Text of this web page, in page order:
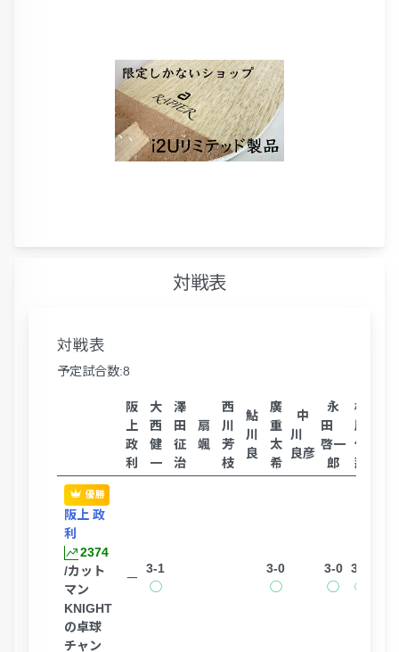
対戦表
対戦表
予定試合数:8
阪
上
政
利
大
西
健
一
澤
田
征
治
扇
颯
西
川
芳
枝
鮎
川
良
廣
重
太
希
中
川
良彦
永
田
啓一
郎
相
原
任
那
優勝
阪上 政
利
2374
/カット
マン
KNIGHT
の卓球
チャン
ー
3-1
◯
3-0
◯
3-0
◯
3-0
◯